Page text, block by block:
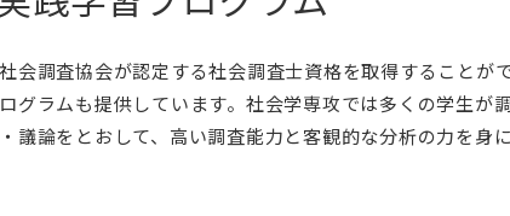
会調査協会が認定する社会調査士資格を取得すること
グラムも提供しています。社会学専攻では多くの学生
議論をとおして、高い調査能力と客観的な分析の力を身